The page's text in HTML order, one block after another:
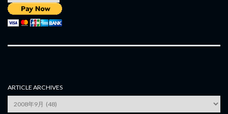
ARTICLE ARCHIVES
Article
Archives